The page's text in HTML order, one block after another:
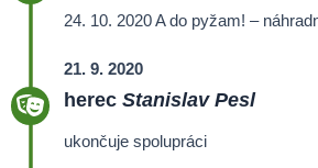
24. 10. 2020 A do pyžam! –
21. 9. 2020
herec Stanislav Pesl
ukončuje spolupráci